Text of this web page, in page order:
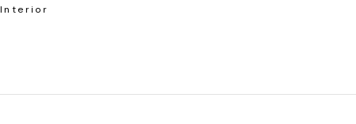
Interior